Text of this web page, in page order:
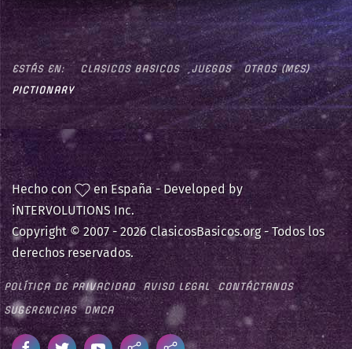
ESTÁS EN: CLASICOS BASICOS JUEGOS
OTROS (MES)
PICTIONARY
Hecho con
en España - Developed by
iNTERVOLUTIONS Inc.
Copyright © 2007 -2026 ClasicosBasicos.org - Todos los
derechos reservados.
POLÍTICA DE PRIVACIDAD AVISO LEGAL
CONTÁCTANOS
SUGERENCIAS
DMCA